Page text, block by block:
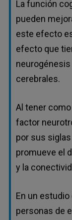
La función
pueden
este efecto
efecto que
cerebrales.
Al tener
factor
por sus
promueve el
y la
En un estudio
personas de